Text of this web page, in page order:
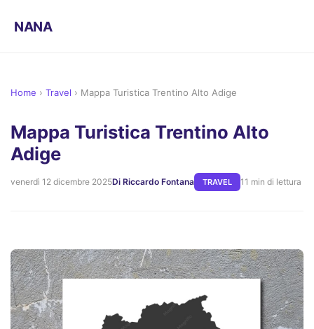
NANA
Home › Travel › Mappa Turistica Trentino Alto Adige
Mappa Turistica Trentino Alto
Adige
venerdì 12 dicembre 2025Di Riccardo Fontana TRAVEL 11 min di lettura